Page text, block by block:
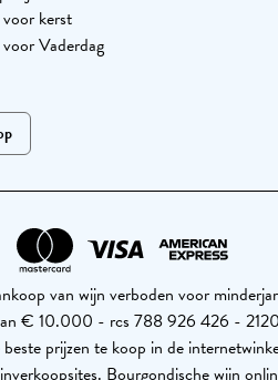
kerst
Vaderdag
van wijn verboden voor
€ 10.000 - rcs 788 926 426 -
prijzen te koop in de
Bourgondische wijn